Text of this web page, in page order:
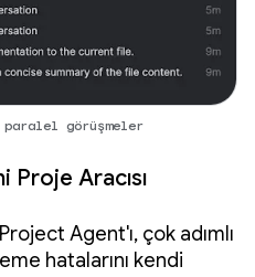
paralel görüşmeler
Proje Aracısı
Agent'ı, çok adımlı
hatalarını kendi